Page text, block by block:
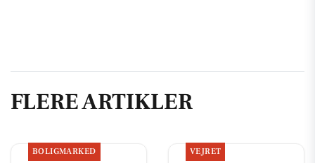
FLERE ARTIKLER
BOLIGMARKED VEJRET